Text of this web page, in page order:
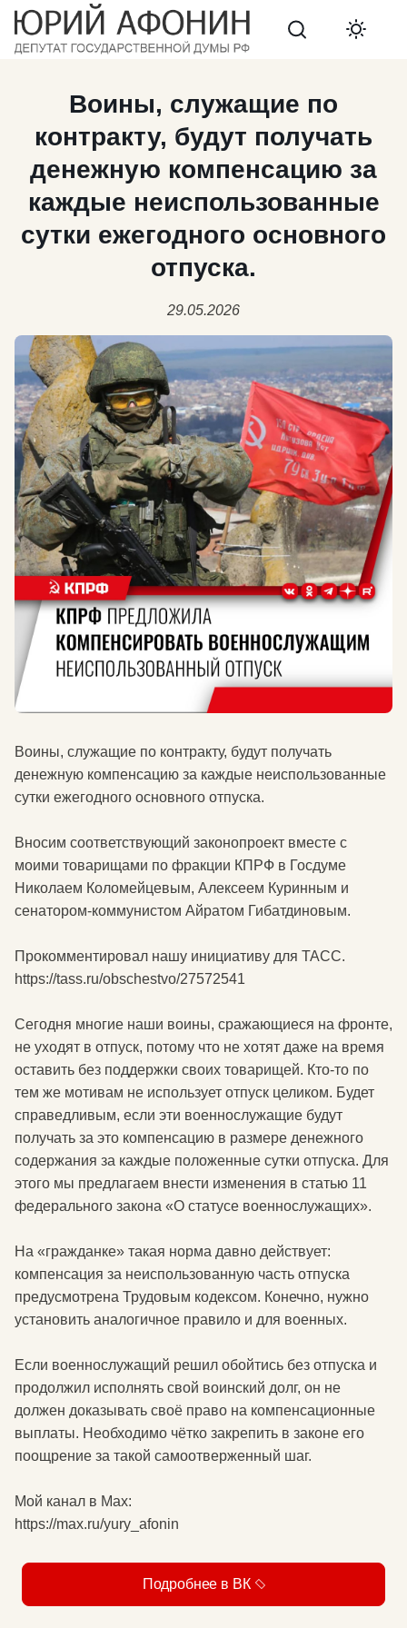
Search
Воины, служащие по
контракту, будут получать
денежную компенсацию за
каждые неиспользованные
сутки ежегодного основного
отпуска.
29.05.2026
Воины, служащие по контракту, будут получать
денежную компенсацию за каждые неиспользованные
сутки ежегодного основного отпуска.
Вносим соответствующий законопроект вместе с
моими товарищами по фракции КПРФ в Госдуме
Николаем Коломейцевым, Алексеем Куринным и
сенатором-коммунистом Айратом Гибатдиновым.
Прокомментировал нашу инициативу для ТАСС.
https://tass.ru/obschestvo/27572541
Сегодня многие наши воины, сражающиеся на фронте,
не уходят в отпуск, потому что не хотят даже на время
оставить без поддержки своих товарищей. Кто-то по
тем же мотивам не использует отпуск целиком. Будет
справедливым, если эти военнослужащие будут
получать за это компенсацию в размере денежного
содержания за каждые положенные сутки отпуска. Для
этого мы предлагаем внести изменения в статью 11
федерального закона «О статусе военнослужащих».
На «гражданке» такая норма давно действует:
компенсация за неиспользованную часть отпуска
предусмотрена Трудовым кодексом. Конечно, нужно
установить аналогичное правило и для военных.
Если военнослужащий решил обойтись без отпуска и
продолжил исполнять свой воинский долг, он не
должен доказывать своё право на компенсационные
выплаты. Необходимо чётко закрепить в законе его
поощрение за такой самоотверженный шаг.
Мой канал в Мax:
https://max.ru/yury_afonin
Подробнее в ВК